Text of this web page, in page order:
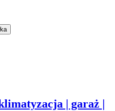
| garaż |